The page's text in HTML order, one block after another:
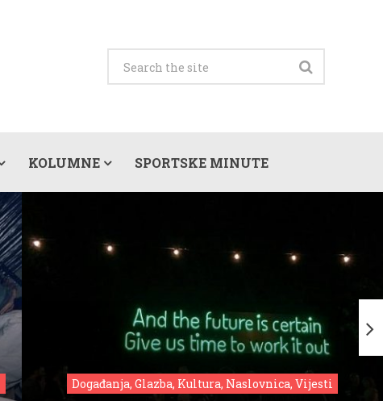
KOLUMNE SPORTSKE MINUTE
Događanja, Glazba, Kultura, Naslovnica, Vijesti